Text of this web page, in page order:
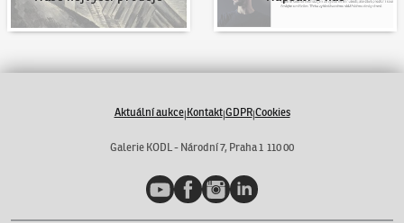
Aktuální aukce|Kontakt|GDPR|Cookies
Galerie KODL - Národní 7, Praha 1 110 00
YouTubeFacebookInstagramLinkedIn